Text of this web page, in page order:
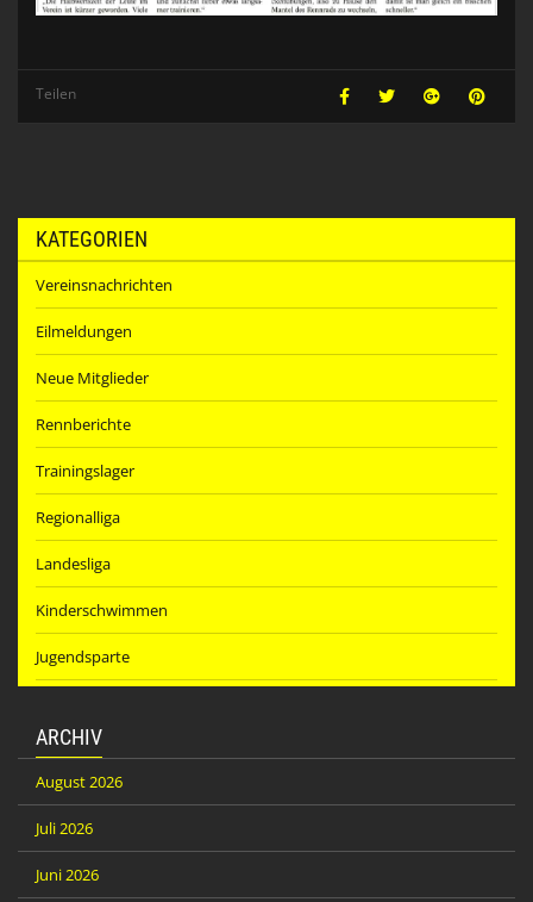
Teilen
KATEGORIEN
Vereinsnachrichten
Eilmeldungen
Neue Mitglieder
Rennberichte
Trainingslager
Regionalliga
Landesliga
Kinderschwimmen
Jugendsparte
ARCHIV
August 2026
Juli 2026
Juni 2026